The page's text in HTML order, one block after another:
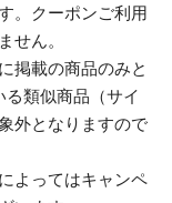
。クーポンご利用
せん。
掲載の商品のみと
類似商品（サイ
外となりますので
よってはキャンペ